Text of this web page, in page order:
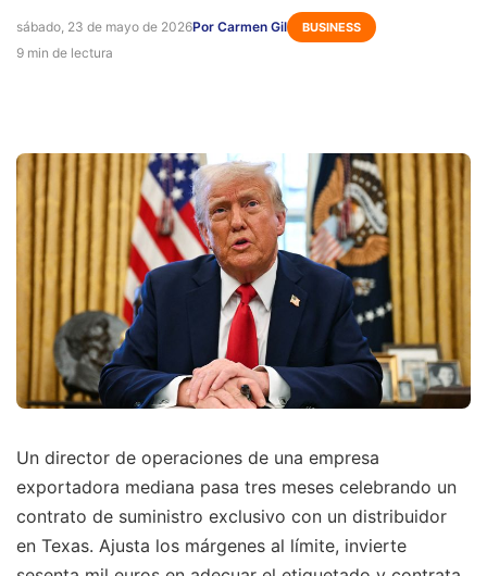
sábado, 23 de mayo de 2026Por Carmen Gil BUSINESS
9 min de lectura
Un director de operaciones de una empresa
exportadora mediana pasa tres meses celebrando un
contrato de suministro exclusivo con un distribuidor
en Texas. Ajusta los márgenes al límite, invierte